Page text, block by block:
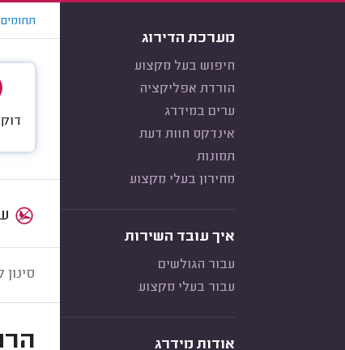
מערכת הדירוג
חיפוש בעל מקצוע
הורדת אפליקציה
ערים במידרג
אינדקס חוות דעת
תמונות
מחירון בעלי מקצוע
איך עובד השירות
עבור הגולשים
עבור בעלי מקצוע
אודות מידרג
סינון